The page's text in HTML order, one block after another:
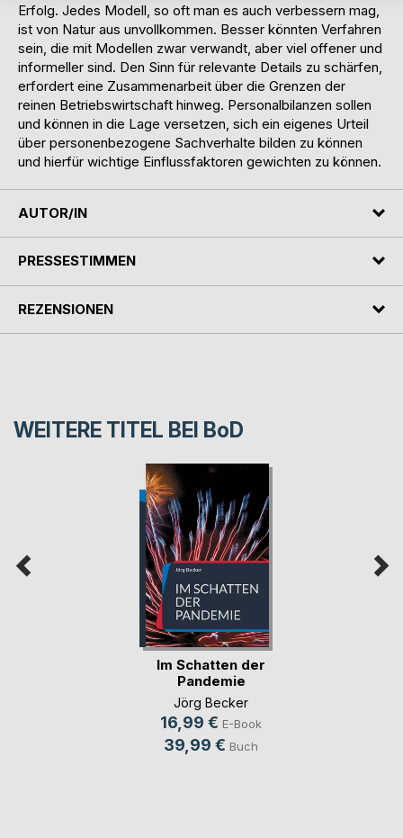
Erfolg. Jedes Modell, so oft man es auch verbessern mag,
ist von Natur aus unvollkommen. Besser könnten Verfahren
sein, die mit Modellen zwar verwandt, aber viel offener und
informeller sind. Den Sinn für relevante Details zu schärfen,
erfordert eine Zusammenarbeit über die Grenzen der
reinen Betriebswirtschaft hinweg. Personalbilanzen sollen
und können in die Lage versetzen, sich ein eigenes Urteil
über personenbezogene Sachverhalte bilden zu können
und hierfür wichtige Einflussfaktoren gewichten zu können.
AUTOR/IN
PRESSESTIMMEN
REZENSIONEN
WEITERE TITEL BEI BoD
Im Schatten der
Pandemie
Jörg Becker
16,99 € E-Book
39,99 € Buch